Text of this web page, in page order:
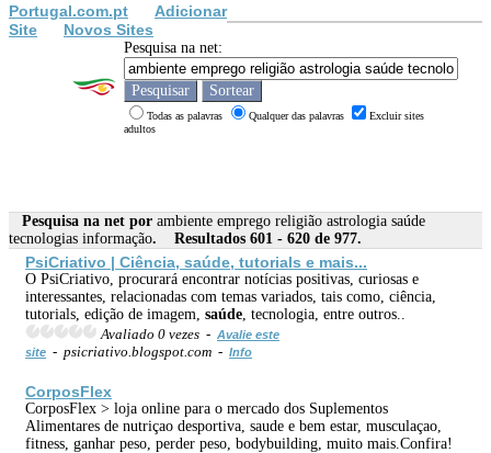
Portugal.com.pt
Adicionar
Site
Novos Sites
Pesquisa na net:
Todas as palavras Qualquer das palavras
Excluir sites
adultos
Pesquisa na net por ambiente emprego religião astrologia saúde
tecnologias informação. Resultados 601 - 620 de 977.
PsiCriativo | Ciência, saúde, tutorials e mais...
O PsiCriativo, procurará encontrar notícias positivas, curiosas e
interessantes, relacionadas com temas variados, tais como, ciência,
tutorials, edição de imagem, saúde , tecnologia, entre outros..
Avaliado 0 vezes - Avalie este
site - psicriativo.blogspot.com - Info
CorposFlex
CorposFlex > loja online para o mercado dos Suplementos
Alimentares de nutriçao desportiva, saude e bem estar, musculaçao,
fitness, ganhar peso, perder peso, bodybuilding, muito mais.Confira!